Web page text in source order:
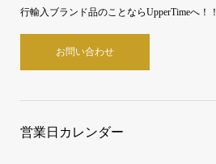
行輸入ブランド品のことならUpperTimeへ！！
お問い合わせ
営業日カレンダー